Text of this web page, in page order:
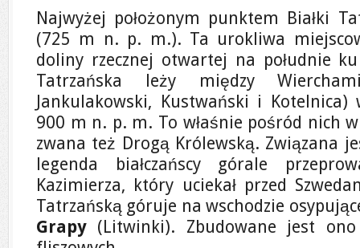
Najwyżej położonym punktem Białki
(725 m n. p. m.). Ta urokliwa
doliny rzecznej otwartej na południe
Tatrzańska leży między
Jankulakowski, Kustwański i Kotelnica)
900 m n. p. m. To właśnie pośród nich
zwana też Drogą Królewską. Związana
legenda białczańscy górale
Kazimierza, który uciekał przed
Tatrzańską góruje na wschodzie
Grapy (Litwinki). Zbudowane jest